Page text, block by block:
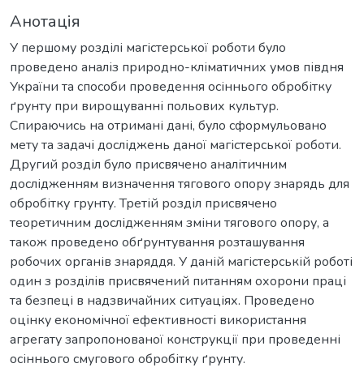
Анотація
У першому розділі магістерської роботи було
проведено аналіз природно-кліматичних умов півдня
України та способи проведення осіннього обробітку
ґрунту при вирощуванні польових культур.
Спираючись на отримані дані, було сформульовано
мету та задачі досліджень даної магістерської роботи.
Другий розділ було присвячено аналітичним
дослідженням визначення тягового опору знарядь для
обробітку грунту. Третій розділ присвячено
теоретичним дослідженням зміни тягового опору, а
також проведено обґрунтування розташування
робочих органів знаряддя. У даній магістерській роботі
один з розділів присвячений питанням охорони праці
та безпеці в надзвичайних ситуаціях. Проведено
оцінку економічної ефективності використання
агрегату запропонованої конструкції при проведенні
осіннього смугового обробітку ґрунту.